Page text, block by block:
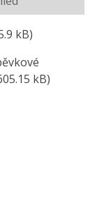
kB)
kB)